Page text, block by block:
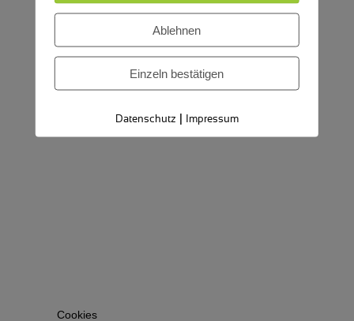
Cookies
Ablehnen
Einzeln bestätigen
Datenschutz | Impressum